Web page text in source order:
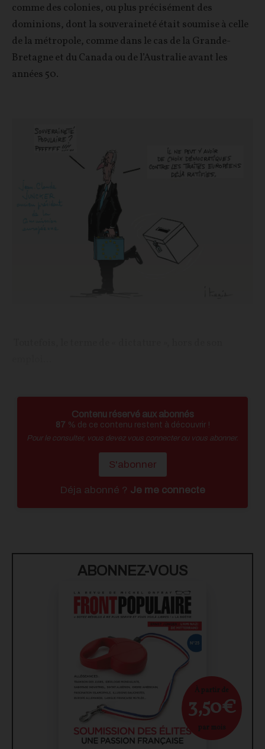
comme des colonies, ou plus précisément des
dominions, dont la souveraineté était soumise à celle
de la métropole, comme dans le cas de la Grande-
Bretagne et du Canada ou de l’Australie avant les
années 50.
Contenu réservé aux abonnés
87 % de ce contenu restent à découvrir !
Pour le consulter, vous devez vous connecter ou vous abonner.
S'abonner
Déja abonné ? Je me connecte
ABONNEZ-VOUS
À partir de
3,50€
par mois